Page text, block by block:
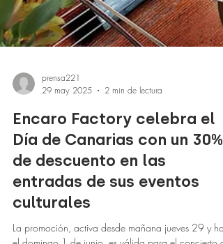
29 may 2025
2 min de lectura
Encaro Factory celebra el
Día de Canarias con un 30%
de descuento en las
entradas de sus eventos
culturales